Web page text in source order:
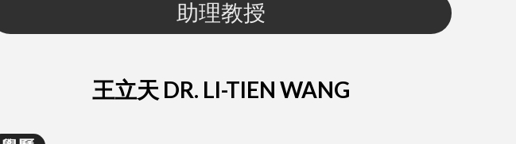
助理教授
王立天 DR. LI-TIEN WANG